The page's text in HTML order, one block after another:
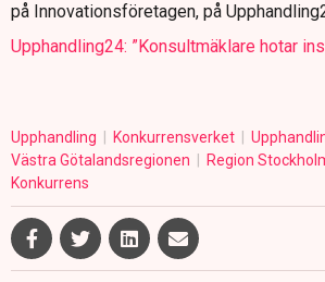
på Innovationsföretagen, på
Upphandling24: ”Konsultmäklare hotar
Upphandling Konkurrensverket
Västra Götalandsregionen
Region
Konkurrens